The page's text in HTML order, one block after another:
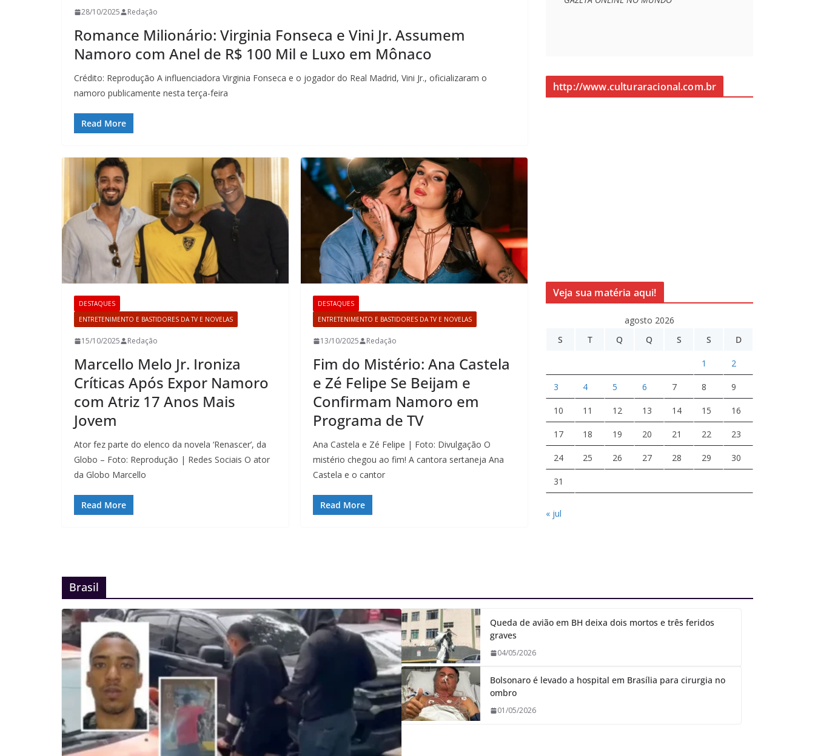
28/10/2025 Redação
Romance Milionário: Virginia Fonseca e Vini Jr. Assumem
Namoro com Anel de R$ 100 Mil e Luxo em Mônaco
Crédito: Reprodução A influenciadora Virginia Fonseca e o jogador do Real Madrid, Vini Jr., oficializaram o
namoro publicamente nesta terça-feira
Read More
DESTAQUES
ENTRETENIMENTO E BASTIDORES DA TV E NOVELAS
15/10/2025 Redação
Marcello Melo Jr. Ironiza
Críticas Após Expor Namoro
com Atriz 17 Anos Mais
Jovem
Ator fez parte do elenco da novela ‘Renascer’, da
Globo – Foto: Reprodução | Redes Sociais O ator
da Globo Marcello
Read More
DESTAQUES
ENTRETENIMENTO E BASTIDORES DA TV E NOVELAS
13/10/2025 Redação
Fim do Mistério: Ana Castela
e Zé Felipe Se Beijam e
Confirmam Namoro em
Programa de TV
Ana Castela e Zé Felipe | Foto: Divulgação O
mistério chegou ao fim! A cantora sertaneja Ana
Castela e o cantor
Read More
http://www.culturaracional.com.br
Veja sua matéria aqui!
agosto 2026
S
T Q Q S S D
1 2
3 4 5 6 7 8 9
10 11 12 13 14 15 16
17 18 19 20 21 22 23
24 25 26 27 28 29 30
31
« jul
Brasil
Queda de avião em BH deixa dois mortos e três feridos
graves
04/05/2026
Bolsonaro é levado a hospital em Brasília para cirurgia no
ombro
01/05/2026